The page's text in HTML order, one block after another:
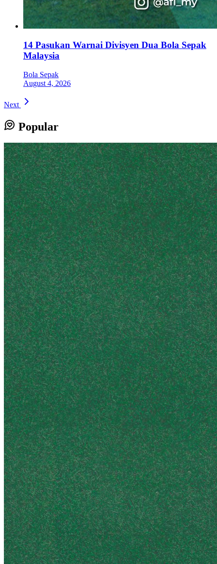
14 Pasukan Warnai Divisyen Dua Bola Sepak
Malaysia
Bola Sepak
August 4, 2026
Next
Popular